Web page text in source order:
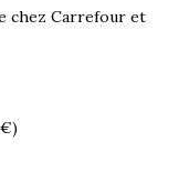
chez Carrefour et